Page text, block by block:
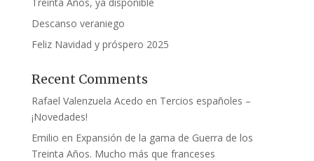
Descanso veraniego
Feliz Navidad y próspero 2025
Recent Comments
Rafael Valenzuela Acedo en Tercios españoles –
¡Novedades!
Emilio en Expansión de la gama de Guerra de los
Treinta Años. Mucho más que franceses